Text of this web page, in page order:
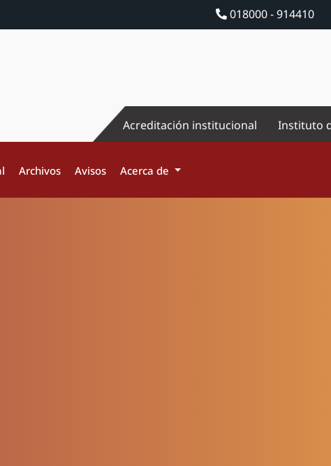
018000 - 914410
Acreditación institucional Instituto
Archivos Avisos Acerca de